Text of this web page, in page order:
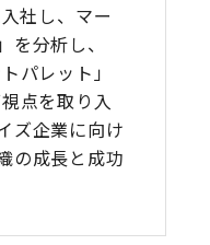
社し、マー
分析し、
パレット」
点を取り入
ズ企業に向け
の成長と成功